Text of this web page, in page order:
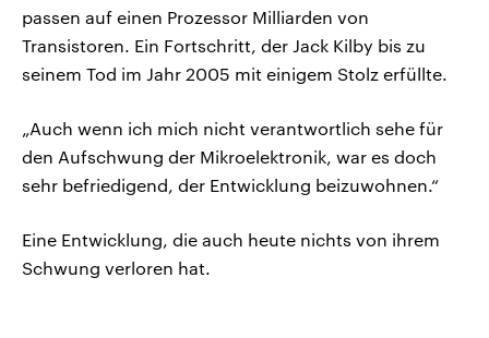
passen auf einen Prozessor Milliarden von
Transistoren. Ein Fortschritt, der Jack Kilby bis zu
seinem Tod im Jahr 2005 mit einigem Stolz erfüllte.
„Auch wenn ich mich nicht verantwortlich sehe für
den Aufschwung der Mikroelektronik, war es doch
sehr befriedigend, der Entwicklung beizuwohnen.“
Eine Entwicklung, die auch heute nichts von ihrem
Schwung verloren hat.